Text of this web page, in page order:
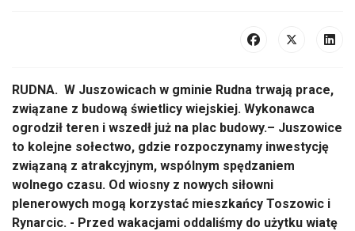
RUDNA. W Juszowicach w gminie Rudna trwają prace,
związane z budową świetlicy wiejskiej. Wykonawca
ogrodził teren i wszedł już na plac budowy.– Juszowice
to kolejne sołectwo, gdzie rozpoczynamy inwestycję
związaną z atrakcyjnym, wspólnym spędzaniem
wolnego czasu. Od wiosny z nowych siłowni
plenerowych mogą korzystać mieszkańcy Toszowic i
Rynarcic. - Przed wakacjami oddaliśmy do użytku wiatę